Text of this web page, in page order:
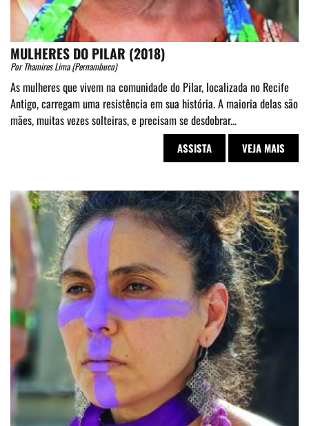
MULHERES DO PILAR (2018)
Por Thamires Lima (Pernambuco)
As mulheres que vivem na comunidade do Pilar, localizada no Recife
Antigo, carregam uma resistência em sua história. A maioria delas são
mães, muitas vezes solteiras, e precisam se desdobrar...
ASSISTA VEJA MAIS